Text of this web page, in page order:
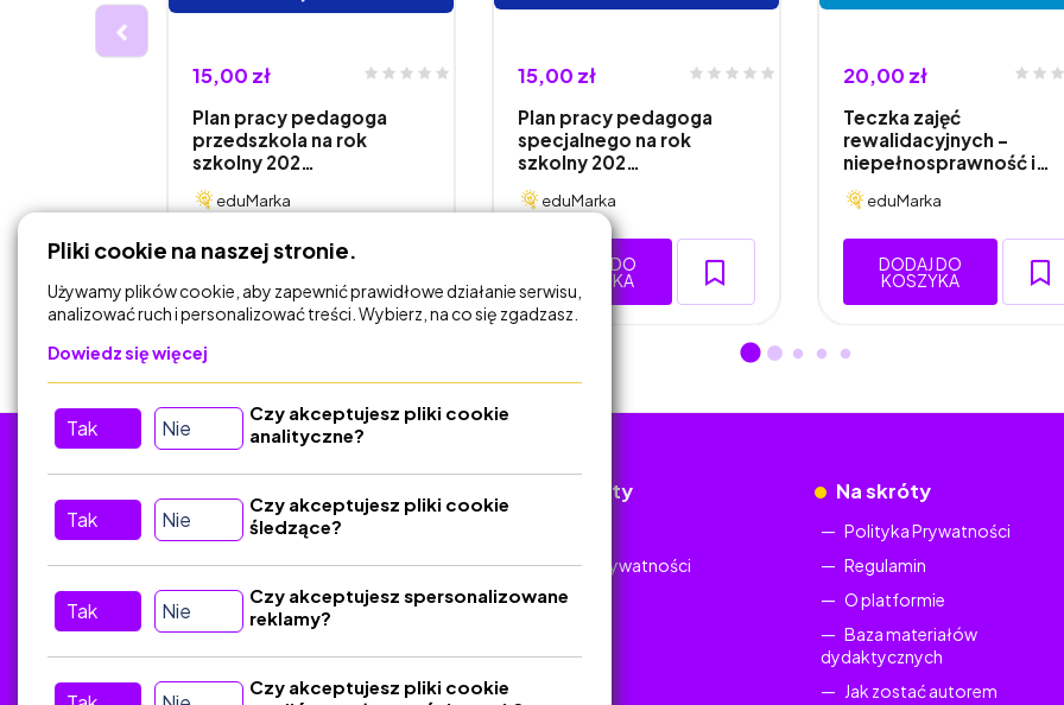
15,00 zł
Plan pracy pedagoga
przedszkola na rok
szkolny 202…
eduMarka
DODAJ DO
KOSZYKA
15,00 zł
Plan pracy pedagoga
specjalnego na rok
szkolny 202…
eduMarka
DODAJ DO
KOSZYKA
20,00 zł
Teczka zajęć
rewalidacyjnych -
niepełnosprawność i…
eduMarka
DODAJ DO
KOSZYKA
Kontakt
Dokumenty
Polityka Prywatności
Na skróty
Polityka Prywatności
Regulamin
O platformie
Baza materiałów
dydaktycznych
Jak zostać autorem
Pliki cookie na naszej stronie.
Używamy plików cookie, aby zapewnić prawidłowe działanie serwisu,
analizować ruch i personalizować treści. Wybierz, na co się zgadzasz.
Dowiedz się więcej
Tak Nie
Czy akceptujesz pliki cookie
analityczne?
Tak Nie
Czy akceptujesz pliki cookie
śledzące?
Tak Nie
Czy akceptujesz spersonalizowane
reklamy?
Czy akceptujesz pliki cookie